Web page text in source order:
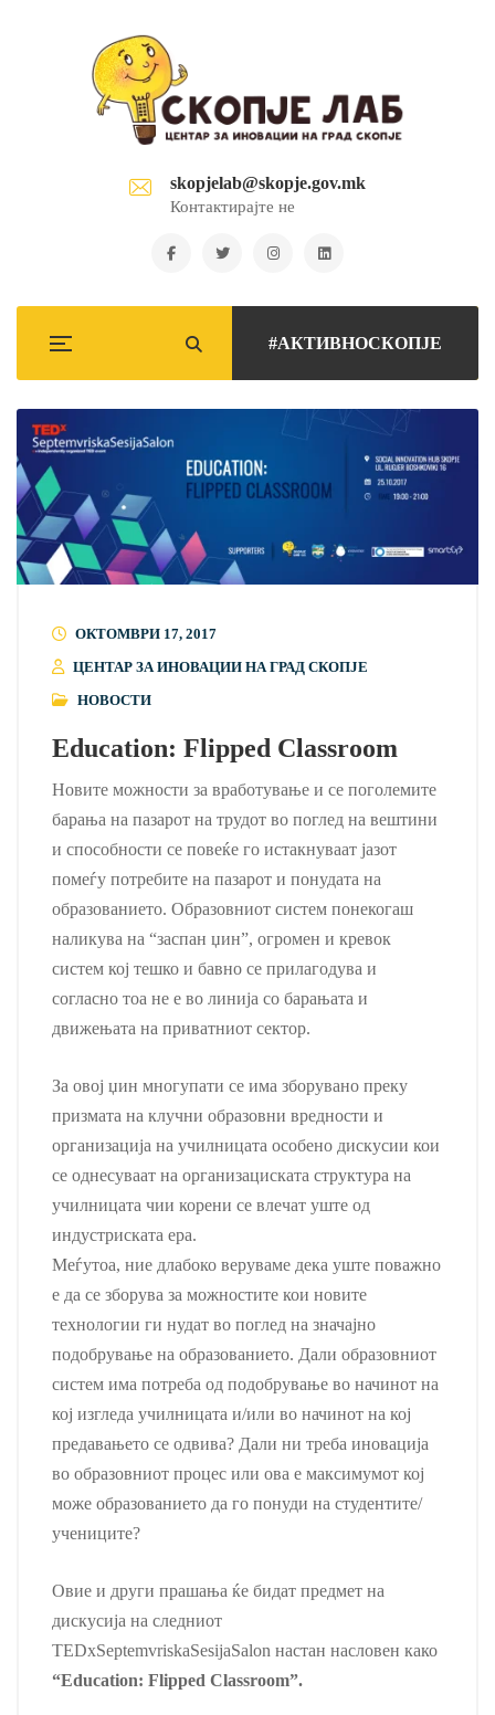
skopjelab@skopje.gov.mk
Контактирајте не
#АКТИВНОСКОПЈЕ
ОКТОМВРИ 17, 2017
ЦЕНТАР ЗА ИНОВАЦИИ НА ГРАД СКОПЈЕ
НОВОСТИ
Education: Flipped Classroom
Новите можности за вработување и се поголемите
барања на пазарот на трудот во поглед на вештини
и способности се повеќе го истакнуваат јазот
помеѓу потребите на пазарот и понудата на
образованието. Образовниот систем понекогаш
наликува на “заспан џин”, огромен и кревок
систем кој тешко и бавно се прилагодува и
согласно тоа не е во линија со барањата и
движењата на приватниот сектор.
За овој џин многупати се има зборувано преку
призмата на клучни образовни вредности и
организација на училницата особено дискусии кои
се однесуваат на организациската структура на
училницата чии корени се влечат уште од
индустриската ера.
Меѓутоа, ние длабоко веруваме дека уште поважно
е да се зборува за можностите кои новите
технологии ги нудат во поглед на значајно
подобрување на образованието. Дали образовниот
систем има потреба од подобрување во начинот на
кој изгледа училницата и/или во начинот на кој
предавањето се одвива? Дали ни треба иновација
во образовниот процес или ова е максимумот кој
може образованието да го понуди на студентите/
учениците?
Овие и други прашања ќе бидат предмет на
дискусија на следниот
TEDxSeptemvriskaSesijaSalon настан насловен како
“Education: Flipped Classroom”.